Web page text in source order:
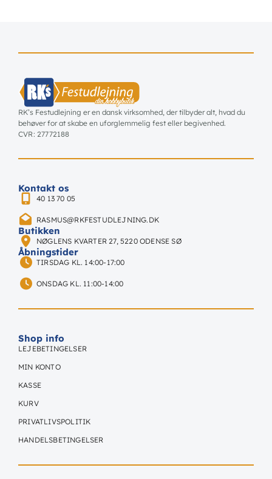
RK’s Festudlejning er en dansk virksomhed, der tilbyder alt, hvad du
behøver for at skabe en uforglemmelig fest eller begivenhed.
CVR: 27772188
Kontakt os
40 13 70 05
RASMUS@RKFESTUDLEJNING.DK
Butikken
NØGLENS KVARTER 27, 5220 ODENSE SØ
Åbningstider
TIRSDAG KL. 14:00-17:00
ONSDAG KL. 11:00-14:00
Shop info
LEJEBETINGELSER
MIN KONTO
KASSE
KURV
PRIVATLIVSPOLITIK
HANDELSBETINGELSER